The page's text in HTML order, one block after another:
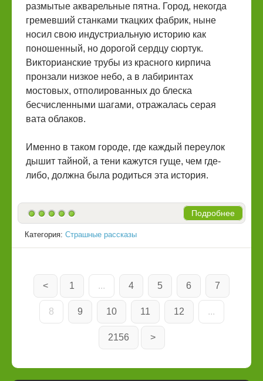
размытые акварельные пятна. Город, некогда
гремевший станками ткацких фабрик, ныне
носил свою индустриальную историю как
поношенный, но дорогой сердцу сюртук.
Викторианские трубы из красного кирпича
пронзали низкое небо, а в лабиринтах
мостовых, отполированных до блеска
бесчисленными шагами, отражалась серая
вата облаков.
Именно в таком городе, где каждый переулок
дышит тайной, а тени кажутся гуще, чем где-
либо, должна была родиться эта история.
Подробнее
Категория: Страшные рассказы
< 1 ... 4 5 6 7
8 9 10 11 12 ...
2156 >